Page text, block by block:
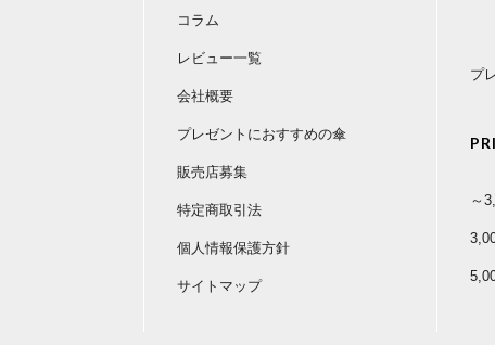
コラム
レビュー一覧
会社概要
プレゼントにおすすめの傘
販売店募集
特定商取引法
個人情報保護方針
サイトマップ
プ
～